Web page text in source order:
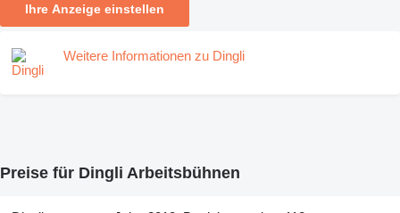
Ihre Anzeige einstellen
Weitere Informationen zu Dingli
Preise für Dingli Arbeitsbühnen